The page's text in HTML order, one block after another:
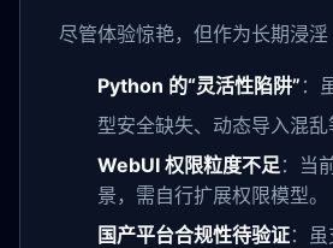
尽管体验惊艳，但作为长期浸
Python 的“灵活性陷阱” ：
型安全缺失、动态导入混
WebUI 权限粒度不足 ：当
景，需自行扩展权限模型。
国产平台合规性待验证：